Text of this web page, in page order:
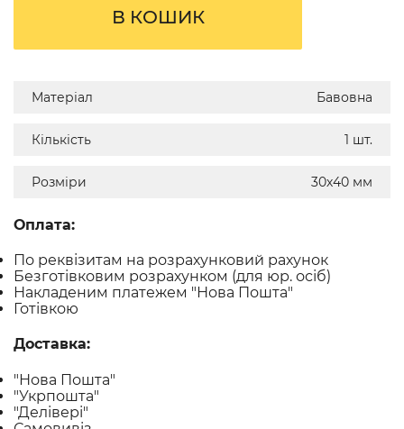
В КОШИК
Матеріал Бавовна
Кількість 1 шт.
Розміри 30х40 мм
Оплата:
По реквізитам на розрахунковий рахунок
Безготівковим розрахунком (для юр. осіб)
Накладеним платежем "Нова Пошта"
Готівкою
Доставка:
"Нова Пошта"
"Укрпошта"
"Делівері"